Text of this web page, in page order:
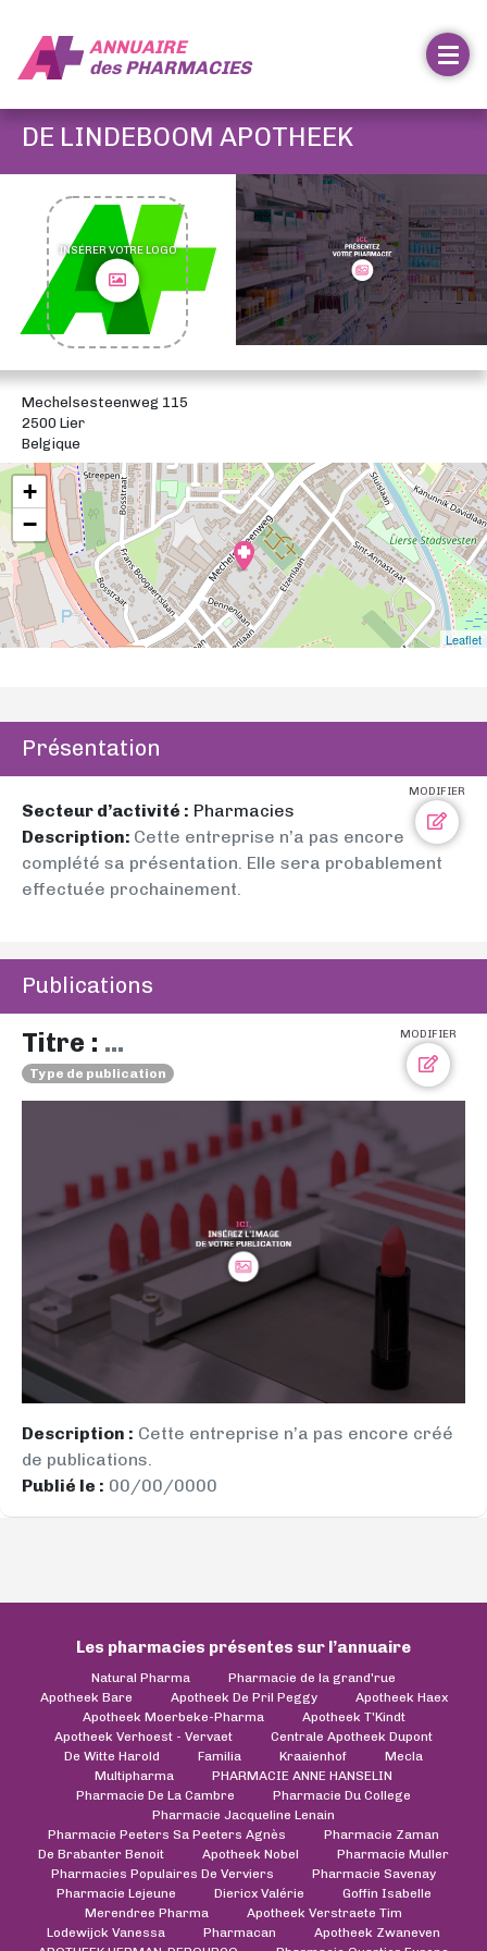
ANNUAIRE
desPHARMACIES
DE LINDEBOOM APOTHEEK
INSÉRER VOTRE LOGO
Mechelsesteenweg 115
2500 Lier
Belgique
+
−
Leaflet
Présentation
MODIFIER
Secteur d’activité : Pharmacies
Description: Cette entreprise n’a pas encore
complété sa présentation. Elle sera probablement
effectuée prochainement.
Publications
MODIFIER
Titre : ...
Type de publication
Description : Cette entreprise n’a pas encore créé
de publications.
Publié le : 00/00/0000
Les pharmacies présentes sur l’annuaire
Natural Pharma
Pharmacie de la grand'rue
Apotheek Bare
Apotheek De Pril Peggy
Apotheek Haex
Apotheek Moerbeke-Pharma
Apotheek T'Kindt
Apotheek Verhoest - Vervaet
Centrale Apotheek Dupont
De Witte Harold
Familia Kraaienhof
Mecla
Multipharma
PHARMACIE ANNE HANSELIN
Pharmacie De La Cambre
Pharmacie Du College
Pharmacie Jacqueline Lenain
Pharmacie Peeters Sa Peeters Agnès
Pharmacie Zaman
De Brabanter Benoit
Apotheek Nobel
Pharmacie Muller
Pharmacies Populaires De Verviers
Pharmacie Savenay
Pharmacie Lejeune
Diericx Valérie
Goffin Isabelle
Merendree Pharma
Apotheek Verstraete Tim
Lodewijck Vanessa
Pharmacan
Apotheek Zwaneven